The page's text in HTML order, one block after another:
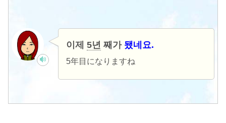
이제5년 째가 됐네요.
5年目になりますね